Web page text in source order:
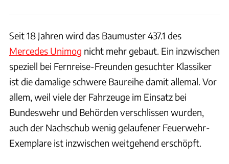
Seit 18 Jahren wird das Baumuster 437.1 des
Mercedes Unimog nicht mehr gebaut. Ein inzwischen
speziell bei Fernreise-Freunden gesuchter Klassiker
ist die damalige schwere Baureihe damit allemal. Vor
allem, weil viele der Fahrzeuge im Einsatz bei
Bundeswehr und Behörden verschlissen wurden,
auch der Nachschub wenig gelaufener Feuerwehr-
Exemplare ist inzwischen weitgehend erschöpft.